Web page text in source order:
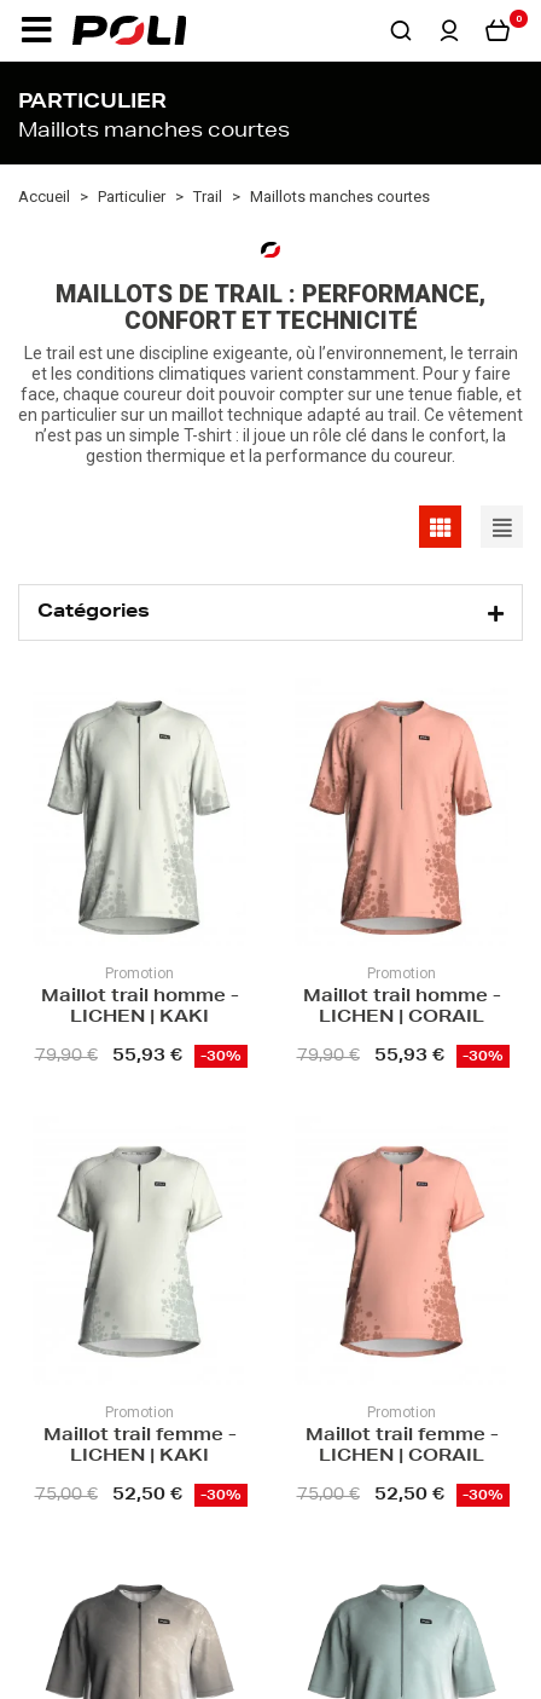
0
PARTICULIER
Maillots manches courtes
Accueil Particulier Trail Maillots manches courtes
MAILLOTS DE TRAIL : PERFORMANCE,
CONFORT ET TECHNICITÉ
Le trail est une discipline exigeante, où l’environnement, le terrain
et les conditions climatiques varient constamment. Pour y faire
face, chaque coureur doit pouvoir compter sur une tenue fiable, et
en particulier sur un maillot technique adapté au trail. Ce vêtement
n’est pas un simple T-shirt : il joue un rôle clé dans le confort, la
gestion thermique et la performance du coureur.
Catégories
Promotion
Maillot trail homme -
LICHEN | KAKI
79,90 € 55,93 € -30%
Promotion
Maillot trail homme -
LICHEN | CORAIL
79,90 € 55,93 € -30%
Promotion
Maillot trail femme -
LICHEN | KAKI
75,00 € 52,50 € -30%
Promotion
Maillot trail femme -
LICHEN | CORAIL
75,00 € 52,50 € -30%